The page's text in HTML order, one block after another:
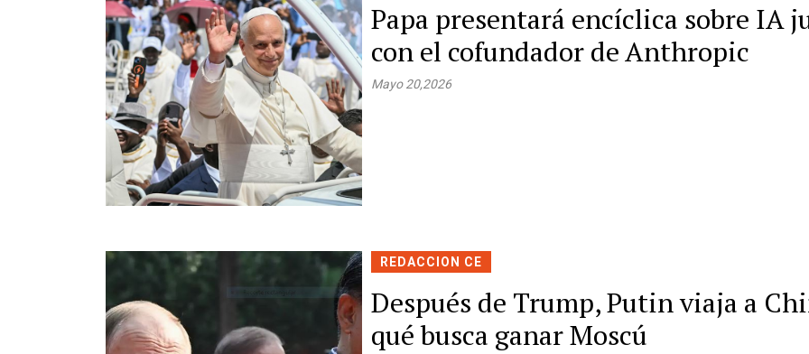
Papa presentará encíclica sobre IA
con el cofundador de Anthropic
Mayo 20,2026
REDACCION CE
Después de Trump, Putin viaja a
qué busca ganar Moscú